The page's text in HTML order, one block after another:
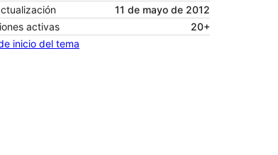
11 de mayo de 2012
activas
20+
inicio del tema